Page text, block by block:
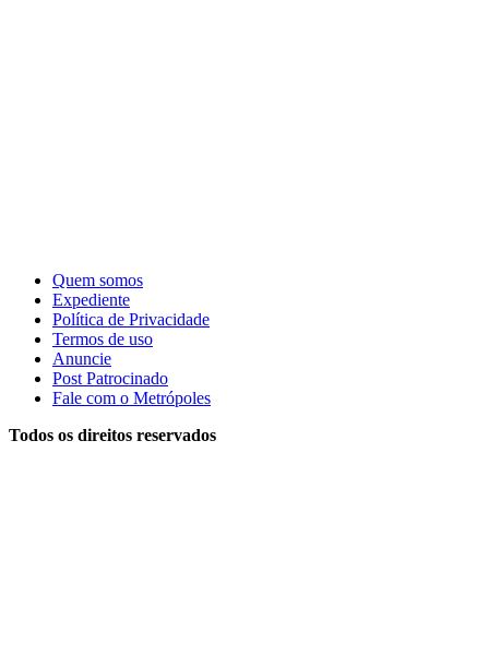
Quem somos
Expediente
Política de Privacidade
Termos de uso
Anuncie
Post Patrocinado
Fale com o Metrópoles
Todos os direitos reservados